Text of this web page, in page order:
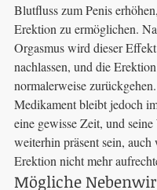
Blutfluss zum Penis
Erektion zu ermöglichen.
Orgasmus wird dieser
nachlassen, und die
normalerweise
Medikament bleibt jedoch
eine gewisse Zeit, und
weiterhin präsent sein, auch
Erektion nicht mehr
Mögliche